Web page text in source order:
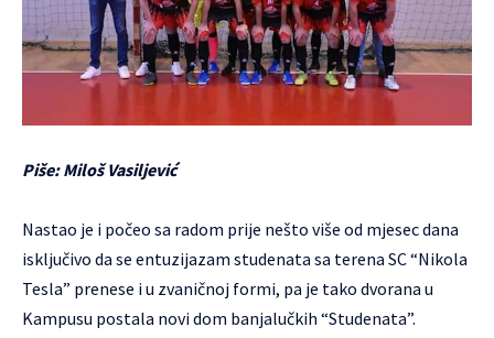
Piše: Miloš Vasiljević
Nastao je i počeo sa radom prije nešto više od mjesec dana
isključivo da se entuzijazam studenata sa terena SC “Nikola
Tesla” prenese i u zvaničnoj formi, pa je tako dvorana u
Kampusu postala novi dom banjalučkih “Studenata”.